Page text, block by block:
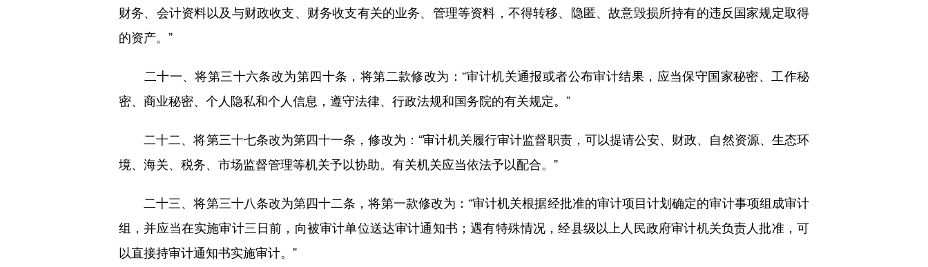
财务、会计资料以及与财政收支、财务收支有关的业务、管理等资料，不得转移、隐匿、故意毁损所持有的违反国家规定取得
的资产。”
二十一、将第三十六条改为第四十条，将第二款修改为：“审计机关通报或者公布审计结果，应当保守国家秘密、工作秘
密、商业秘密、个人隐私和个人信息，遵守法律、行政法规和国务院的有关规定。”
二十二、将第三十七条改为第四十一条，修改为：“审计机关履行审计监督职责，可以提请公安、财政、自然资源、生态环
境、海关、税务、市场监督管理等机关予以协助。有关机关应当依法予以配合。”
二十三、将第三十八条改为第四十二条，将第一款修改为：“审计机关根据经批准的审计项目计划确定的审计事项组成审计
组，并应当在实施审计三日前，向被审计单位送达审计通知书；遇有特殊情况，经县级以上人民政府审计机关负责人批准，可
以直接持审计通知书实施审计。”